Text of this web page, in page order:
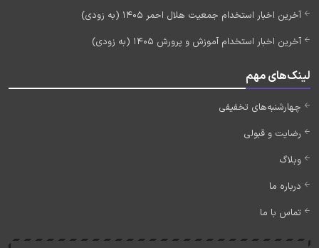
آخرین اخبار استخدام جمعیت هلال احمر 1405 (به زودی)
آخرین اخبار استخدام آموزش و پرورش 1405 (به زودی)
لینک‌های مهم
چهارشنبه‌های تخفیفی
رضایت و قبولی
وبلاگ
درباره ما
تماس با ما